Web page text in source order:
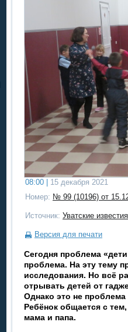
08:00 | 15 декабря 2021
Номер: № 99 (10196) от
Источник: Уватские известия
Версия для печати
Сегодня проблема
проблема. На эту тему
исследования. Но всё
отрывать детей от
Однако это не
Ребёнок общается с
мама и папа.